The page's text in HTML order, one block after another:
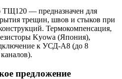
ТЩ120 — предназначен для
трещин, швов и стыков при
Термокомпенсация,
Kyowa (Япония),
к УСД-А8 (до 8
предложение